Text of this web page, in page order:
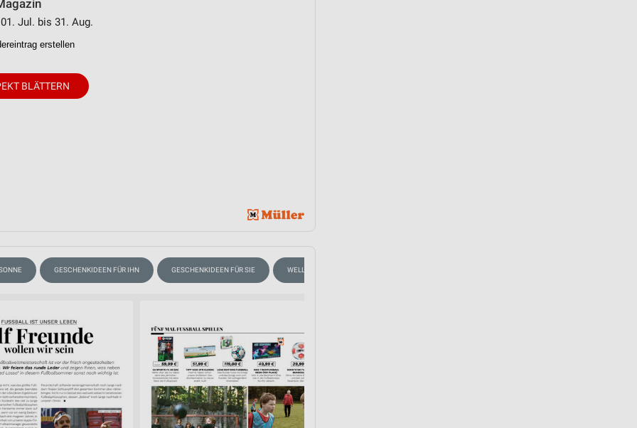
Jul. bis 31. Aug.
erstellen
BLÄTTERN
GESCHENKIDEEN FÜR IHN GESCHENKIDEEN FÜR SIE WELLNESS FÜR ZUHAUSE